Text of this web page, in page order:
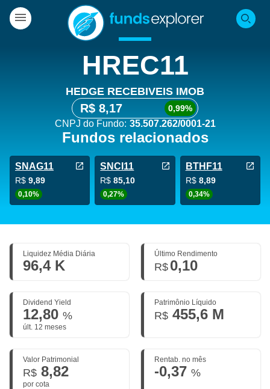
HREC11
HEDGE RECEBIVEIS IMOB
R$ 8,17 0,99%
CNPJ do Fundo: 35.507.262/0001-21
Fundos relacionados
SNAG11
R$ 9,89
0,10%
SNCI11
R$85,10
0,27%
BTHF11
R$ 8,89
0,34%
Liquidez Média Diária
96,4 K
Último Rendimento
R$ 0,10
Dividend Yield
12,80 %
últ. 12 meses
Patrimônio Líquido
R$ 455,6 M
Valor Patrimonial
R$ 8,82
por cota
Rentab. no mês
-0,37 %